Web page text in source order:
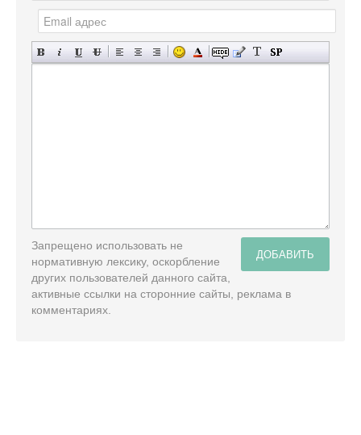
ДОБАВИТЬ
Запрещено использовать не
нормативную лексику, оскорбление
других пользователей данного сайта,
активные ссылки на сторонние сайты, реклама в
комментариях.